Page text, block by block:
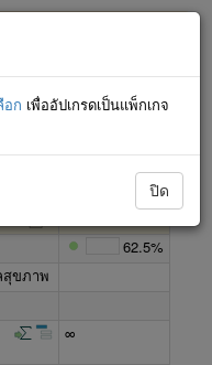
ทึกการเปลี่ยนแปลงจนกว่า
62.5%
สุขภาพ
∞
อก เพื่ออัปเกรดเป็นแพ็กเกจ
ปิด